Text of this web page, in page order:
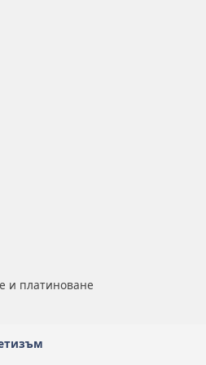
и платиноване